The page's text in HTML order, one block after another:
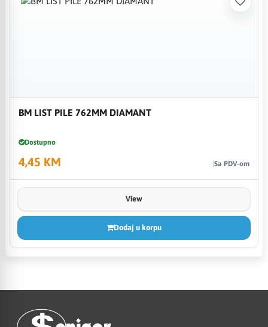
BM LIST PILE 762MM DIAMANT
Dostupno
4,45 KM Sa PDV-om
View
Dodaj u korpu